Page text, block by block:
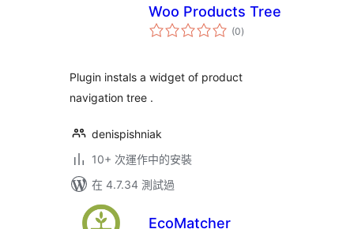
Woo Products Tree
(0總
評)
Plugin instals a widget of product
navigation tree .
denispishniak
10+ 次運作中的安裝
在 4.7.34 測試過
EcoMatcher